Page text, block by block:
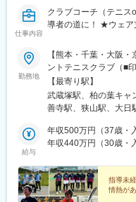
・ポスティングや近隣
※9～15歳向けの個別
タブレットの使い方
など先輩社員からの
・仕事人としてのス
・人生キャリアを考え
・心理学から人間関係
■魅力：
生徒一人ひとりへ寄り
・教室長＝「教える＋
・教材準備は最小限、
仕事内容
クラブコーチ（テニ
導者の道に！ ★ウェア
勤務地
【熊本・千葉・大阪
ントテニスクラブ（■
印）」「ルーセント
勤務地の希望は考慮
12-56■柏 ：千葉県
大阪府堺市美原区菅
目24-2○◆京都 ：京都
【最寄り駅】
武蔵塚駅、柏の葉キャ
善寺駅、狭山駅、大日
給与
年収500万円（37歳・
年収440万円（30歳・
指導未
情熱が